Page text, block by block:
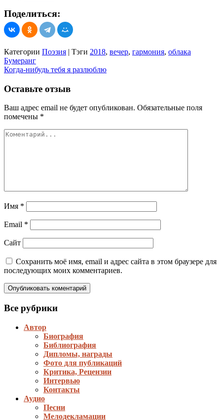
Поделиться:
Категории Поэзия | Тэги 2018, вечер, гармония, облака
Навигация
по
записям
Бумеранг
Когда-нибудь тебя я разлюблю
Оставьте отзыв
Ваш адрес email не будет опубликован. Обязательные поля
помечены *
Имя *
Email *
Сайт
Сохранить моё имя, email и адрес сайта в этом браузере для
последующих моих комментариев.
Все рубрики
Автор
Биография
Библиография
Дипломы, награды
Фото для публикаций
Критика, Рецензии
Интервью
Контакты
Аудио
Песни
Мелодекламации